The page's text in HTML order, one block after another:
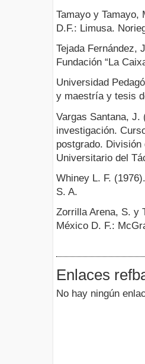
Tamayo y
D.F.: Limusa.
Tejada Fernández,
Fundación “La
Universidad
y maestría y tesis
Vargas Santana, J.
investigación.
postgrado.
Universitario del
Whiney L. F.
S. A.
Zorrilla Arena, S. y
México D. F.:
Enlaces
No hay ningún